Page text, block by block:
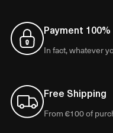
Payment
In fact, whatever
Free Shipping
From €100 of